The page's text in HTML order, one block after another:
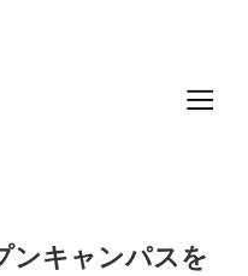
ンキャンパスを